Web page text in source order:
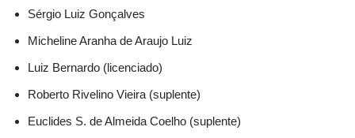
Sérgio Luiz Gonçalves​
Micheline Aranha de Araujo Luiz​
Luiz Bernardo (licenciado)​
Roberto Rivelino Vieira (suplente)​
Euclides S. de Almeida Coelho (suplente)​